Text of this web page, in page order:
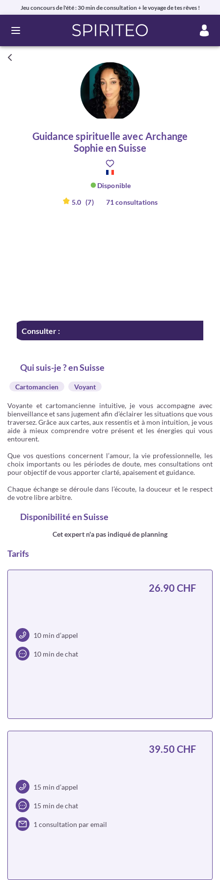
Jeu concours de l'été : 30 min de consultation + le voyage de tes rêves !
Ouvrir le menu
Guidance spirituelle avec Archange
Sophie en Suisse
Disponible
5.0 (7) 71 consultations
Consulter :
Qui suis-je ? en Suisse
Cartomancien Voyant
Voyante et cartomancienne intuitive, je vous accompagne avec
bienveillance et sans jugement afin d’éclairer les situations que vous
traversez. Grâce aux cartes, aux ressentis et à mon intuition, je vous
aide à mieux comprendre votre présent et les énergies qui vous
entourent.
Que vos questions concernent l’amour, la vie professionnelle, les
choix importants ou les périodes de doute, mes consultations ont
pour objectif de vous apporter clarté, apaisement et guidance.
Chaque échange se déroule dans l’écoute, la douceur et le respect
de votre libre arbitre.
Disponibilitéen Suisse
Cet expert n'a pas indiqué de planning
Tarifs
10 min d’appel
10 min de chat
26.90 CHF
15 min d’appel
15 min de chat
1 consultation par email
39.50 CHF